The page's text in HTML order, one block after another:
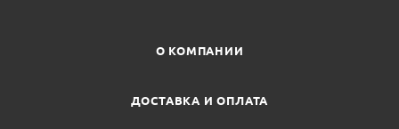
О КОМПАНИИ
ДОСТАВКА И ОПЛАТА